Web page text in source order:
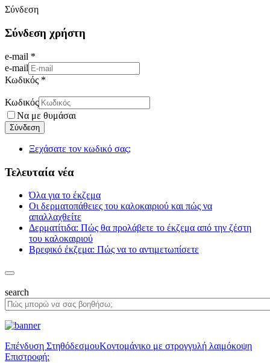
Σύνδεση
Σύνδεση χρήστη
e-mail *
e-mail
Κωδικός *
Κωδικός
Να με θυμάσαι
Ξεχάσατε τον κωδικό σας;
Τελευταία νέα
Όλα για το έκζεμα
Οι δερματοπάθειες του καλοκαιριού και πώς να
απαλλαχθείτε
Δερματίτιδα: Πώς θα προλάβετε το έκζεμα από την ζέστη
του καλοκαιριού
Βρεφικό έκζεμα: Πώς να το αντιμετωπίσετε
search
Επένδυση ΣτηθόδεσμουΚοντομάνικο με στρογγυλή λαιμόκοψη
Επιστροφή: